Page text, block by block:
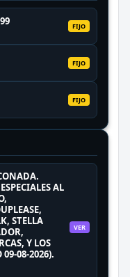
FIJO
FIJO
FIJO
AL
STELLA
Y LOS
09-08-2026).
VER